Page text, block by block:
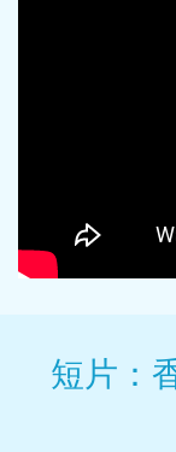
短片：